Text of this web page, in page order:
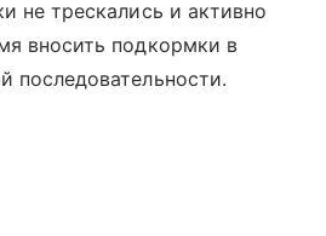
не трескались и активно
вносить подкормки в
последовательности.